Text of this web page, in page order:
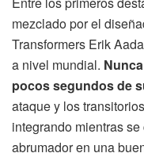
mezclado por el
Transformers Erik
a nivel mundial.
pocos segundos de
ataque y los
integrando mientras
abrumador en una